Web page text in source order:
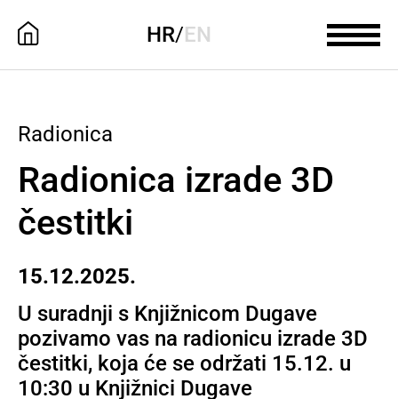
HR/EN
Radionica
Radionica izrade 3D
čestitki
15.12.2025.
U suradnji s Knjižnicom Dugave
pozivamo vas na radionicu izrade 3D
čestitki, koja će se održati 15.12. u
10:30 u Knjižnici Dugave